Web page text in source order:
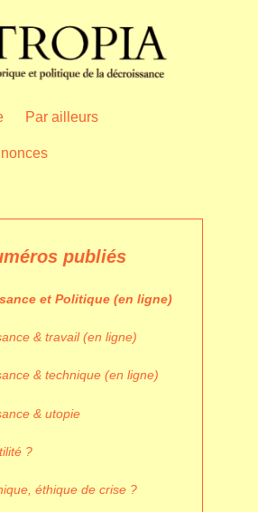
Par ailleurs
publiés
et Politique (en ligne)
& travail (en ligne)
& technique (en ligne)
& utopie
?
éthique de crise ?